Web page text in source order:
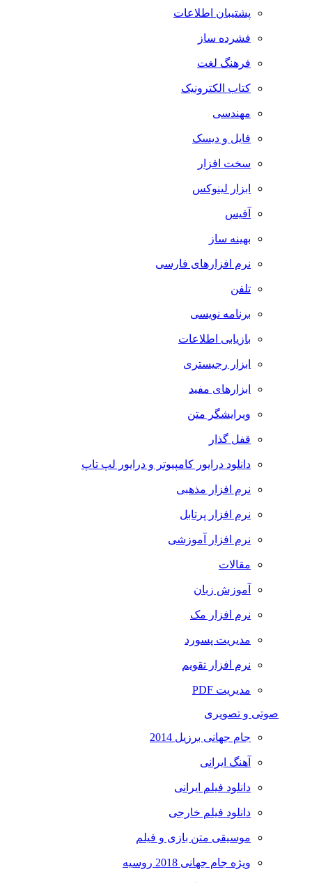
پشتیبان اطلاعات
فشرده ساز
فرهنگ لغت
کتاب الکترونیک
مهندسی
فایل و دیسک
سخت افزار
ابزار لینوکس
آفیس
بهینه ساز
نرم افزارهای فارسی
تلفن
برنامه نویسی
بازیابی اطلاعات
ابزار رجیستری
ابزارهای مفید
ویرایشگر متن
قفل گذار
دانلود درایور کامپیوتر و درایور لپ تاپ
نرم افزار مذهبی
نرم افزار پرتابل
نرم افزار آموزشی
مقالات
آموزش زبان
نرم افزار مک
مدیریت پسورد
نرم افزار تقویم
مدیریت PDF
صوتی و تصویری
جام جهانی برزیل 2014
آهنگ ایرانی
دانلود فیلم ایرانی
دانلود فیلم خارجی
موسیقی متن بازی و فیلم
ویژه جام جهانی 2018 روسیه